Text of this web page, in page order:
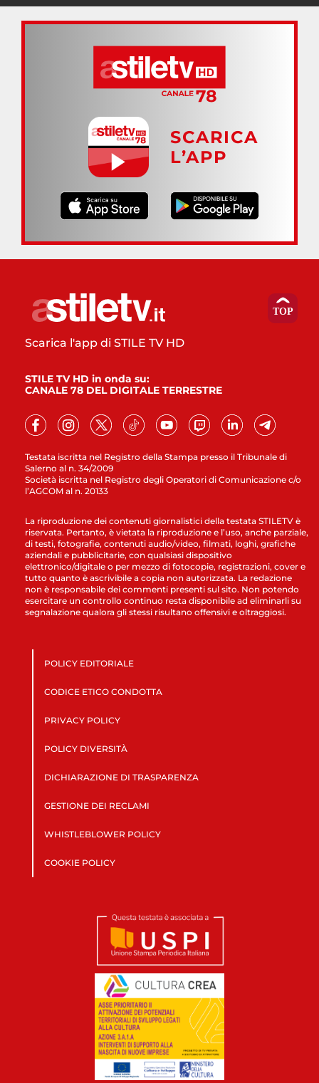
SCARICA
L’APP
Testata iscritta nel Registro della Stampa presso il Tribunale di
Salerno al n. 34/2009
Società iscritta nel Registro degli Operatori di Comunicazione c/o
l’AGCOM al n. 20133
Scarica l'app di STILE TV HD
STILE TV HD in onda su:
CANALE 78 DEL DIGITALE TERRESTRE
La riproduzione dei contenuti giornalistici della testata STILETV è
riservata. Pertanto, è vietata la riproduzione e l’uso, anche parziale,
di testi, fotografie, contenuti audio/video, filmati, loghi, grafiche
aziendali e pubblicitarie, con qualsiasi dispositivo
elettronico/digitale o per mezzo di fotocopie, registrazioni, cover e
tutto quanto è ascrivibile a copia non autorizzata. La redazione
non è responsabile dei commenti presenti sul sito. Non potendo
esercitare un controllo continuo resta disponibile ad eliminarli su
segnalazione qualora gli stessi risultano offensivi e oltraggiosi.
POLICY EDITORIALE
CODICE ETICO CONDOTTA
PRIVACY POLICY
POLICY DIVERSITÀ
DICHIARAZIONE DI TRASPARENZA
GESTIONE DEI RECLAMI
WHISTLEBLOWER POLICY
COOKIE POLICY